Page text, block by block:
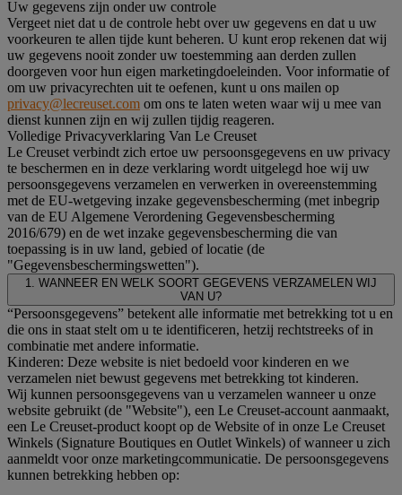
Uw gegevens zijn onder uw controle
Vergeet niet dat u de controle hebt over uw gegevens en dat u uw
voorkeuren te allen tijde kunt beheren. U kunt erop rekenen dat wij
uw gegevens nooit zonder uw toestemming aan derden zullen
doorgeven voor hun eigen marketingdoeleinden. Voor informatie of
om uw privacyrechten uit te oefenen, kunt u ons mailen op
privacy@lecreuset.com om ons te laten weten waar wij u mee van
dienst kunnen zijn en wij zullen tijdig reageren.
Volledige Privacyverklaring Van Le Creuset
Le Creuset verbindt zich ertoe uw persoonsgegevens en uw privacy
te beschermen en in deze verklaring wordt uitgelegd hoe wij uw
persoonsgegevens verzamelen en verwerken in overeenstemming
met de EU-wetgeving inzake gegevensbescherming (met inbegrip
van de EU Algemene Verordening Gegevensbescherming
2016/679) en de wet inzake gegevensbescherming die van
toepassing is in uw land, gebied of locatie (de
"Gegevensbeschermingswetten").
1. WANNEER EN WELK SOORT GEGEVENS VERZAMELEN WIJ
VAN U?
“Persoonsgegevens” betekent alle informatie met betrekking tot u en
die ons in staat stelt om u te identificeren, hetzij rechtstreeks of in
combinatie met andere informatie.
Kinderen: Deze website is niet bedoeld voor kinderen en we
verzamelen niet bewust gegevens met betrekking tot kinderen.
Wij kunnen persoonsgegevens van u verzamelen wanneer u onze
website gebruikt (de "Website"), een Le Creuset-account aanmaakt,
een Le Creuset-product koopt op de Website of in onze Le Creuset
Winkels (Signature Boutiques en Outlet Winkels) of wanneer u zich
aanmeldt voor onze marketingcommunicatie. De persoonsgegevens
kunnen betrekking hebben op: